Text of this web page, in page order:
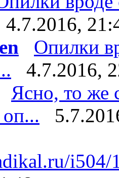
4.7.2016,
Опилки
4.7.2016,
Ясно, то же
i504/